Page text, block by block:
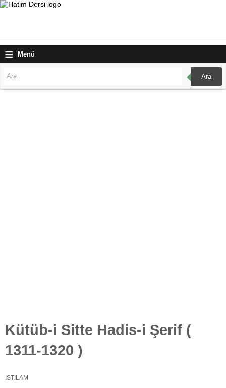
≡ Menü
Ara
Kütüb-i Sitte Hadis-i Şerif (
1311-1320 )
ISTILAM